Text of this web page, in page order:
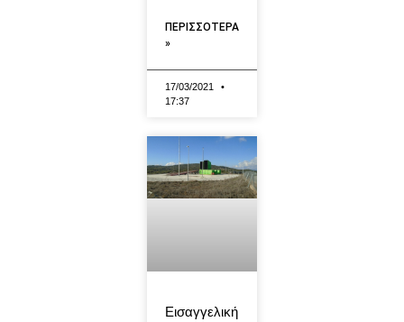
ΠΕΡΙΣΣΟΤΕΡΑ
»
17/03/2021
17:37
Εισαγγελική